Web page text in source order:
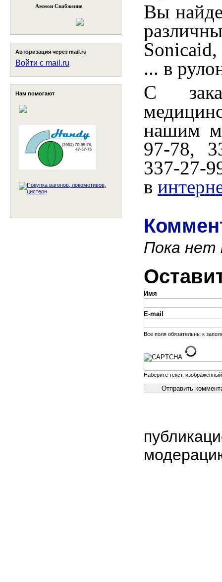
Аммон Снабжение
Авторизация через mail.ru
Войти с mail.ru
Нам помогают
Вы
... в
С
нашим
97-78,
337-27-
в
Пока нет
Имя
E-mail
Все поля обязательны к
Наберите текст,